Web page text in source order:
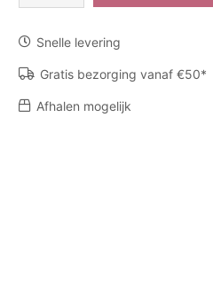
Dae
Champagne
aantal
Snelle levering
Gratis bezorging vanaf €50*
Afhalen mogelijk